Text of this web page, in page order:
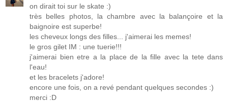
on dirait toi sur le skate :)
très belles photos, la chambre avec la balançoire et la
baignoire est superbe!
les cheveux longs des filles... j'aimerai les memes!
le gros gilet IM : une tuerie!!!
j'aimerai bien etre a la place de la fille avec la tete dans
l'eau!
et les bracelets j'adore!
encore une fois, on a revé pendant quelques secondes :)
merci :D